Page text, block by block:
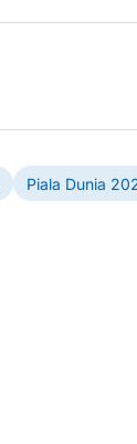
Piala Dunia